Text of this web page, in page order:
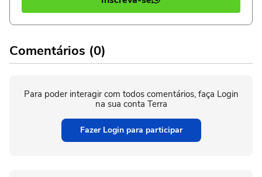
Comentários (0)
Para poder interagir com todos comentários, faça Login
na sua conta Terra
Fazer Login para participar